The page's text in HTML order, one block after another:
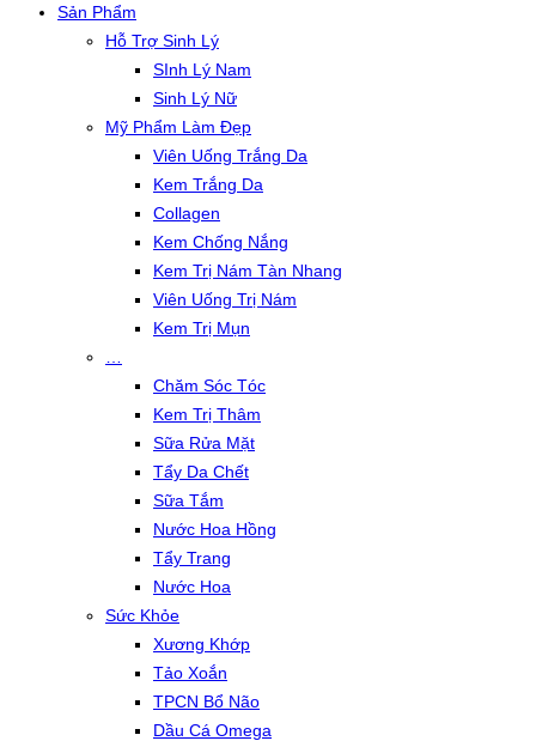
Sản Phẩm
Hỗ Trợ Sinh Lý
SInh Lý Nam
Sinh Lý Nữ
Mỹ Phẩm Làm Đẹp
Viên Uống Trắng Da
Kem Trắng Da
Collagen
Kem Chống Nắng
Kem Trị Nám Tàn Nhang
Viên Uống Trị Nám
Kem Trị Mụn
Chăm Sóc Tóc
Kem Trị Thâm
Sữa Rửa Mặt
Tẩy Da Chết
Sữa Tắm
Nước Hoa Hồng
Tẩy Trang
Nước Hoa
Sức Khỏe
Xương Khớp
Tảo Xoắn
TPCN Bổ Não
Dầu Cá Omega